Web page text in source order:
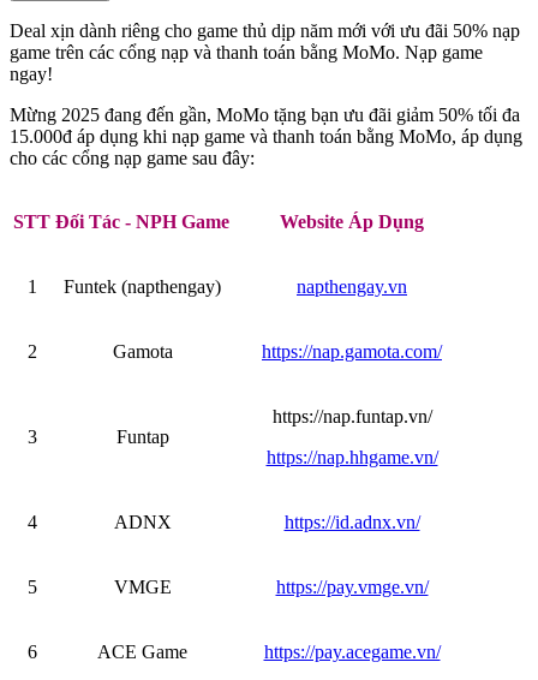
Deal xịn dành riêng cho game thủ dịp năm mới với ưu đãi 50% nạp
game trên các cổng nạp và thanh toán bằng MoMo. Nạp game
ngay!
Mừng 2025 đang đến gần, MoMo tặng bạn ưu đãi giảm 50% tối đa
15.000đ áp dụng khi nạp game và thanh toán bằng MoMo, áp dụng
cho các cổng nạp game sau đây:
STT Đối Tác - NPH Game Website Áp Dụng
1 Funtek (napthengay) napthengay.vn
2 Gamota https://nap.gamota.com/
3 Funtap
https://nap.funtap.vn/
https://nap.hhgame.vn/
4 ADNX https://id.adnx.vn/
5 VMGE https://pay.vmge.vn/
6 ACE Game https://pay.acegame.vn/